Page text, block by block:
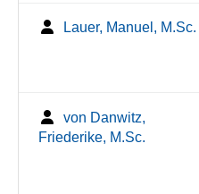
Lauer, Manuel, M.Sc.
von Danwitz,
Friederike, M.Sc.